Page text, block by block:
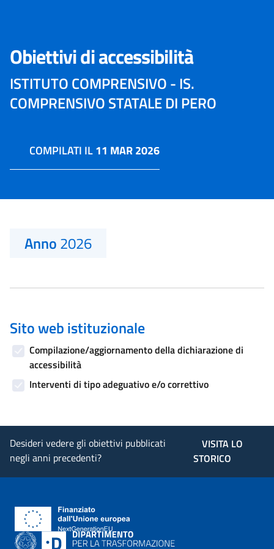
Obiettivi di accessibilità
ISTITUTO COMPRENSIVO - IS.
COMPRENSIVO STATALE DI PERO
COMPILATI IL11 MAR 2026
Anno2026
Sito web istituzionale
Compilazione/aggiornamento della dichiarazione di
accessibilità
Interventi di tipo adeguativo e/o correttivo
Desideri vedere gli obiettivi pubblicati
negli anni precedenti?
VISITA LO
STORICO